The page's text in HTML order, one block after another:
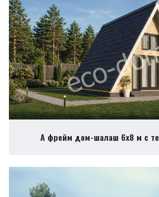
А фрейм дом-шалаш 6х8 м с